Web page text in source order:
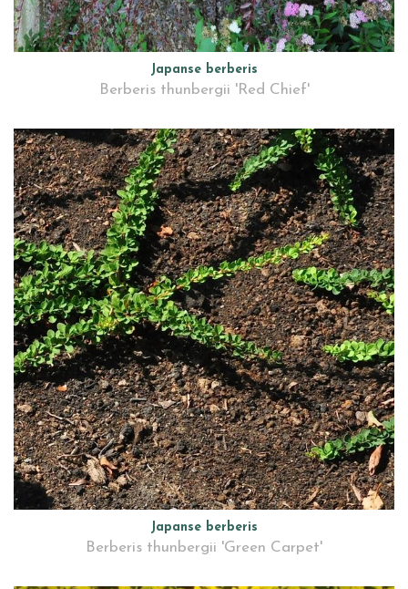
Japanse berberis
Berberis thunbergii 'Red Chief'
Japanse berberis
Berberis thunbergii 'Green Carpet'